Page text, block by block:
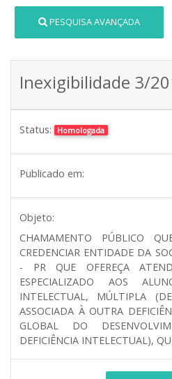
PESQUISA AVANÇADA
Inexigibilidade 3/
Status: Homologada
Publicado em:
Objeto:
CHAMAMENTO PÚBLICO
CREDENCIAR ENTIDADE DA
- PR QUE OFEREÇA
ESPECIALIZADO AOS
INTELECTUAL, MÚLTIPLA
ASSOCIADA À OUTRA
GLOBAL DO
DEFICIÊNCIA INTELECTUAL),